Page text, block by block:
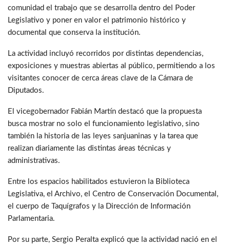
comunidad el trabajo que se desarrolla dentro del Poder
Legislativo y poner en valor el patrimonio histórico y
documental que conserva la institución.
La actividad incluyó recorridos por distintas dependencias,
exposiciones y muestras abiertas al público, permitiendo a los
visitantes conocer de cerca áreas clave de la Cámara de
Diputados.
El vicegobernador Fabián Martín destacó que la propuesta
busca mostrar no solo el funcionamiento legislativo, sino
también la historia de las leyes sanjuaninas y la tarea que
realizan diariamente las distintas áreas técnicas y
administrativas.
Entre los espacios habilitados estuvieron la Biblioteca
Legislativa, el Archivo, el Centro de Conservación Documental,
el cuerpo de Taquígrafos y la Dirección de Información
Parlamentaria.
Por su parte, Sergio Peralta explicó que la actividad nació en el